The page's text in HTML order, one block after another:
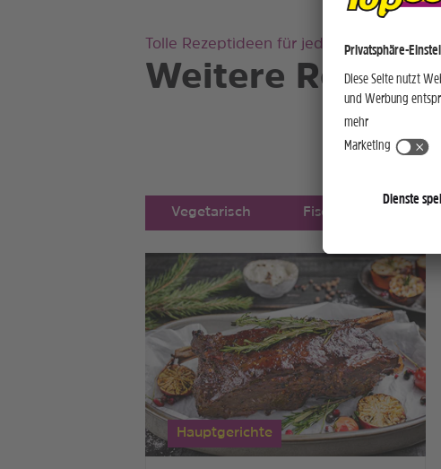
Weitere Rezepte
Tolle Rezeptideen für jeden Geschmack
Vegetarisch Fisch
Hauptgerichte